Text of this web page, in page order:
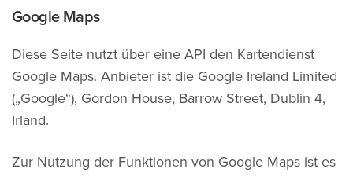
Google Maps
Diese Seite nutzt über eine API den Kartendienst
Google Maps. Anbieter ist die Google Ireland Limited
(„Google“), Gordon House, Barrow Street, Dublin 4,
Irland.
Zur Nutzung der Funktionen von Google Maps ist es